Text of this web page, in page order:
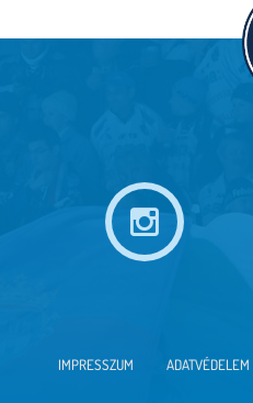
IMPRESSZUM ADATVÉDELEM